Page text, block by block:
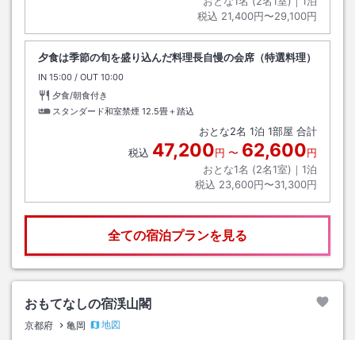
税込 21,400円〜29,100円
夕食は季節の旬を盛り込んだ料理長自慢の会席（特選料理）
IN チェックイン
15:00 / OUT チェックアウト
10:00
夕食/朝食付き
スタンダード和室禁煙 12.5畳＋踏込
おとな2名 1泊 1部屋 合計
税込 47,200円 〜 62,600円
おとな1名 (2名1室)｜ 1泊
税込 23,600円〜31,300円
全ての宿泊プランを見る
おもてなしの宿渓山閣
京都府 亀岡 地図